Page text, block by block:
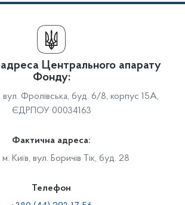
Центрального апарату
Фонду:
вул. Фролівська, буд. 6/8, корпус 15А,
ЄДРПОУ 00034163
Фактична адреса:
Київ, вул. Боричів Тік, буд. 28
Телефон